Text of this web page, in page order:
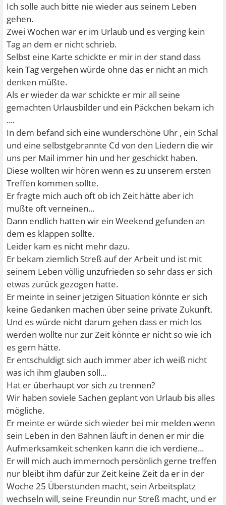
Ich solle auch bitte nie wieder aus seinem Leben
gehen.
Zwei Wochen war er im Urlaub und es verging kein
Tag an dem er nicht schrieb.
Selbst eine Karte schickte er mir in der stand dass
kein Tag vergehen würde ohne das er nicht an mich
denken müßte.
Als er wieder da war schickte er mir all seine
gemachten Urlausbilder und ein Päckchen bekam ich
....
In dem befand sich eine wunderschöne Uhr , ein Schal
und eine selbstgebrannte Cd von den Liedern die wir
uns per Mail immer hin und her geschickt haben.
Diese wollten wir hören wenn es zu unserem ersten
Treffen kommen sollte.
Er fragte mich auch oft ob ich Zeit hätte aber ich
mußte oft verneinen...
Dann endlich hatten wir ein Weekend gefunden an
dem es klappen sollte.
Leider kam es nicht mehr dazu.
Er bekam ziemlich Streß auf der Arbeit und ist mit
seinem Leben völlig unzufrieden so sehr dass er sich
etwas zurück gezogen hatte.
Er meinte in seiner jetzigen Situation könnte er sich
keine Gedanken machen über seine private Zukunft.
Und es würde nicht darum gehen dass er mich los
werden wollte nur zur Zeit könnte er nicht so wie ich
es gern hätte.
Er entschuldigt sich auch immer aber ich weiß nicht
was ich ihm glauben soll...
Hat er überhaupt vor sich zu trennen?
Wir haben soviele Sachen geplant von Urlaub bis alles
mögliche.
Er meinte er würde sich wieder bei mir melden wenn
sein Leben in den Bahnen läuft in denen er mir die
Aufmerksamkeit schenken kann die ich verdiene...
Er will mich auch immernoch persönlich gerne treffen
nur bleibt ihm dafür zur Zeit keine Zeit da er in der
Woche 25 Überstunden macht, sein Arbeitsplatz
wechseln will, seine Freundin nur Streß macht, und er